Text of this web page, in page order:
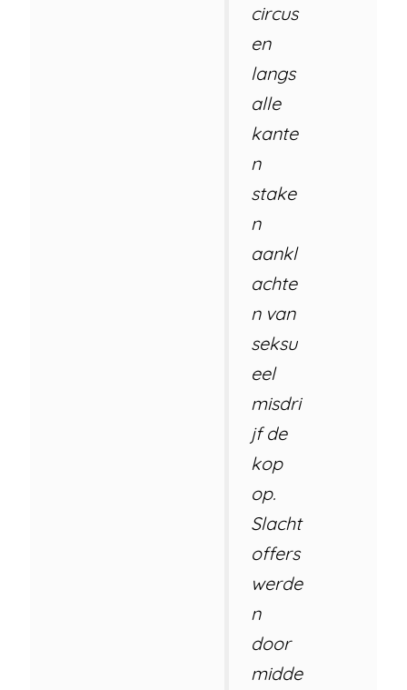
circus
en
langs
alle
kante
n
stake
n
aankl
achte
n van
seksu
eel
misdri
jf de
kop
op.
Slacht
offers
werde
n
door
midde